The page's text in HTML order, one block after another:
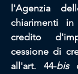
l'Agenzia
chiarimenti
credito
cessione di
all'art. 44-bis